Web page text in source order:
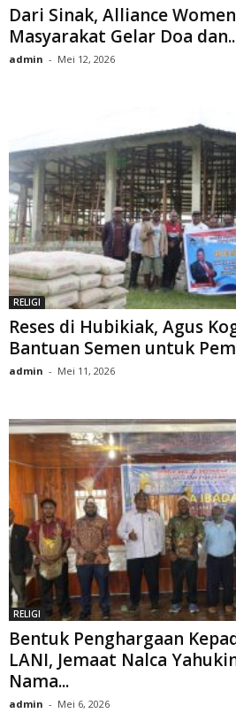
Dari Sinak, Alliance
Masyarakat Gelar Doa
admin - Mei 12, 2026
RELIGI
Reses di Hubikiak, Agus
Bantuan Semen untuk
admin - Mei 11, 2026
RELIGI
Bentuk Penghargaan
LANI, Jemaat Nalca
Nama...
admin - Mei 6, 2026